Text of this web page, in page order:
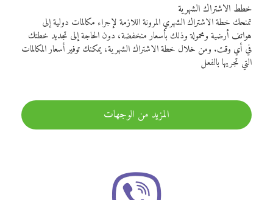
خطط الاشتراك الشهرية
تمنحك خطة الاشتراك الشهري المرونة اللازمة لإجراء مكالمات دولية إلى
هواتف أرضية ومحمولة وذلك بأسعار منخفضة، دون الحاجة إلى تجديد خطتك
في أي وقت. ومن خلال خطة الاشتراك الشهرية، يمكنك توفير أسعار المكالمات
التي تجريها بالفعل
المزيد من الوجهات